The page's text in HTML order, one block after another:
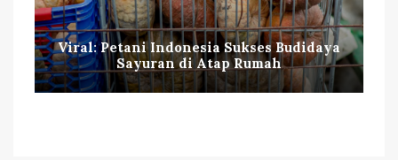
Viral: Petani Indonesia Sukses Budidaya
Sayuran di Atap Rumah